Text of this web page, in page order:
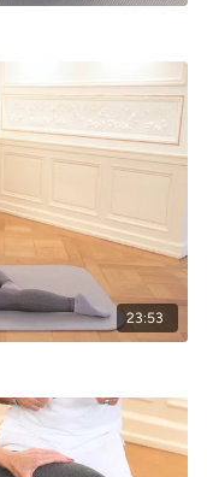
23:53